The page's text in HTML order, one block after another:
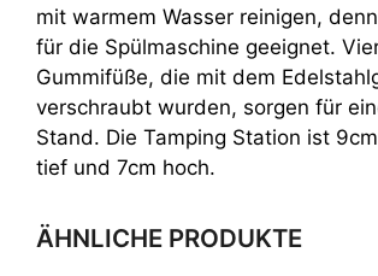
mit warmem Wasser reinigen,
für die Spülmaschine geeignet.
Gummifüße, die mit dem
verschraubt wurden, sorgen für
Stand. Die Tamping Station ist
tief und 7cm hoch.
ÄHNLICHE PRODUKTE